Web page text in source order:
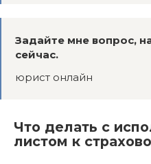
Задайте мне вопрос,
сейчас.
юрист онлайн
Что делать с
листом к